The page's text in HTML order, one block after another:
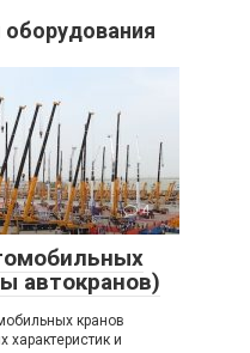
4
автокранов)
кранов
характеристик и